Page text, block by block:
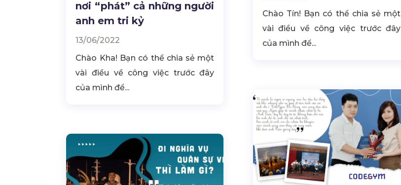
nơi “phát” cả những người
anh em tri kỷ
13/06/2022
Chào Kha! Bạn có thể chia sẻ một
vài điều về công việc trước đây
của mình để...
Chào Tín! Bạn có thể chia sẻ một
vài điều về công việc trước đây
của mình để...